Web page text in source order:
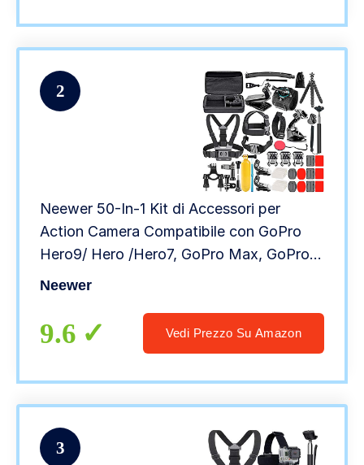
2
Neewer 50-In-1 Kit di Accessori per
Action Camera Compatibile con GoPro
Hero9/ Hero /Hero7, GoPro Max, GoPro
Fusion, Insta360, DJI Osmo Action,
Neewer
9.6 Vedi Prezzo Su Amazon
3